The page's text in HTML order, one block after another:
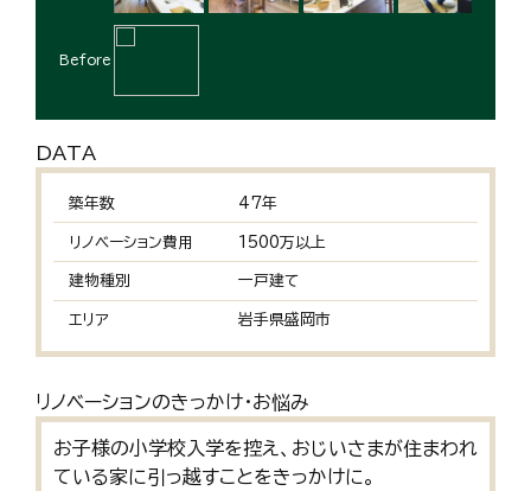
Before
DATA
築年数 47年
リノベーション費用 1500万以上
建物種別 一戸建て
エリア 岩手県盛岡市
リノベーションのきっかけ・お悩み
お子様の小学校入学を控え、おじいさまが住まわれ
ている家に引っ越すことをきっかけに。